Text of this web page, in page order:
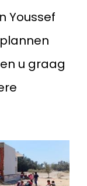
Youssef
u graag